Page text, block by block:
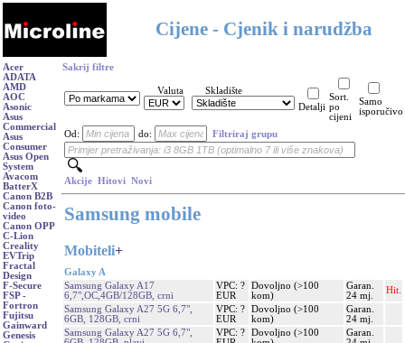
Cijene - Cjenik i narudžba
Acer
ADATA
AMD
AOC
Asonic
Asus
Commercial
Asus
Consumer
Asus Open
System
Avacom
BatterX
Canon B2B
Canon foto-
video
Canon OPP
C-Lion
Creality
EVTrip
Fractal
Design
F-Secure
FSP -
Fortron
Fujitsu
Gainward
Genesis
Sakrij filtre
Valuta
Skladište
Detalji
Sort.
po
cijeni
Samo
isporučivo
Od: do: Filtriraj grupu
Akcije Hitovi Novi
Samsung mobile
Mobiteli+
Galaxy A
Samsung Galaxy A17
6,7",OC,4GB/128GB, crni
VPC: ?
EUR
Dovoljno (>100
kom)
Garan.
24 mj.
Hit.
Samsung Galaxy A27 5G 6,7",
6GB, 128GB, crni
VPC: ?
EUR
Dovoljno (>100
kom)
Garan.
24 mj.
Samsung Galaxy A27 5G 6,7",
VPC: ?
Dovoljno (>100
Garan.